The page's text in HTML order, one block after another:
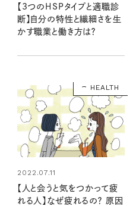
【3つのHSPタイプと適職診
断】自分の特性と繊細さを生
かす職業と働き方は？
HEALTH
2022.07.11
【人と会うと気をつかって疲
れる人】なぜ疲れるの？ 原因